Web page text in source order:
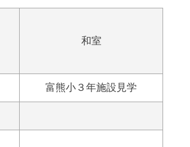
和室
富熊小３年施設見学